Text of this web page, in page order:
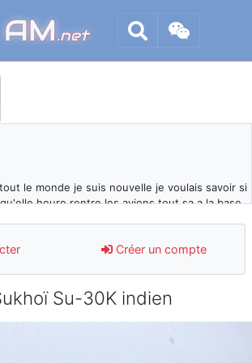
AM.net
le monde je suis nouvelle je voulais savoir si
heure rentre les avions tout sa a la base
les quelques blocages du site ces derniers
contre le spam et les bots trop nocifs
bannière
Créer un compte
Su-30K indien